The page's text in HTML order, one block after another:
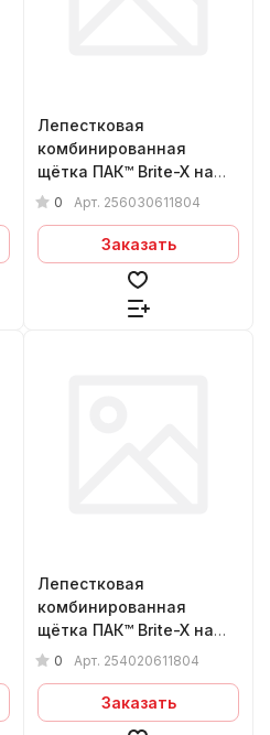
Лепестковая
комбинированная
щётка ПАК™ Brite-X на
шпинделе, Ø60х30х6мм,
0 Арт. 256030611804
Заказать
Лепестковая
комбинированная
щётка ПАК™ Brite-X на
шпинделе, Ø40х20х6мм,
0 Арт. 254020611804
Заказать